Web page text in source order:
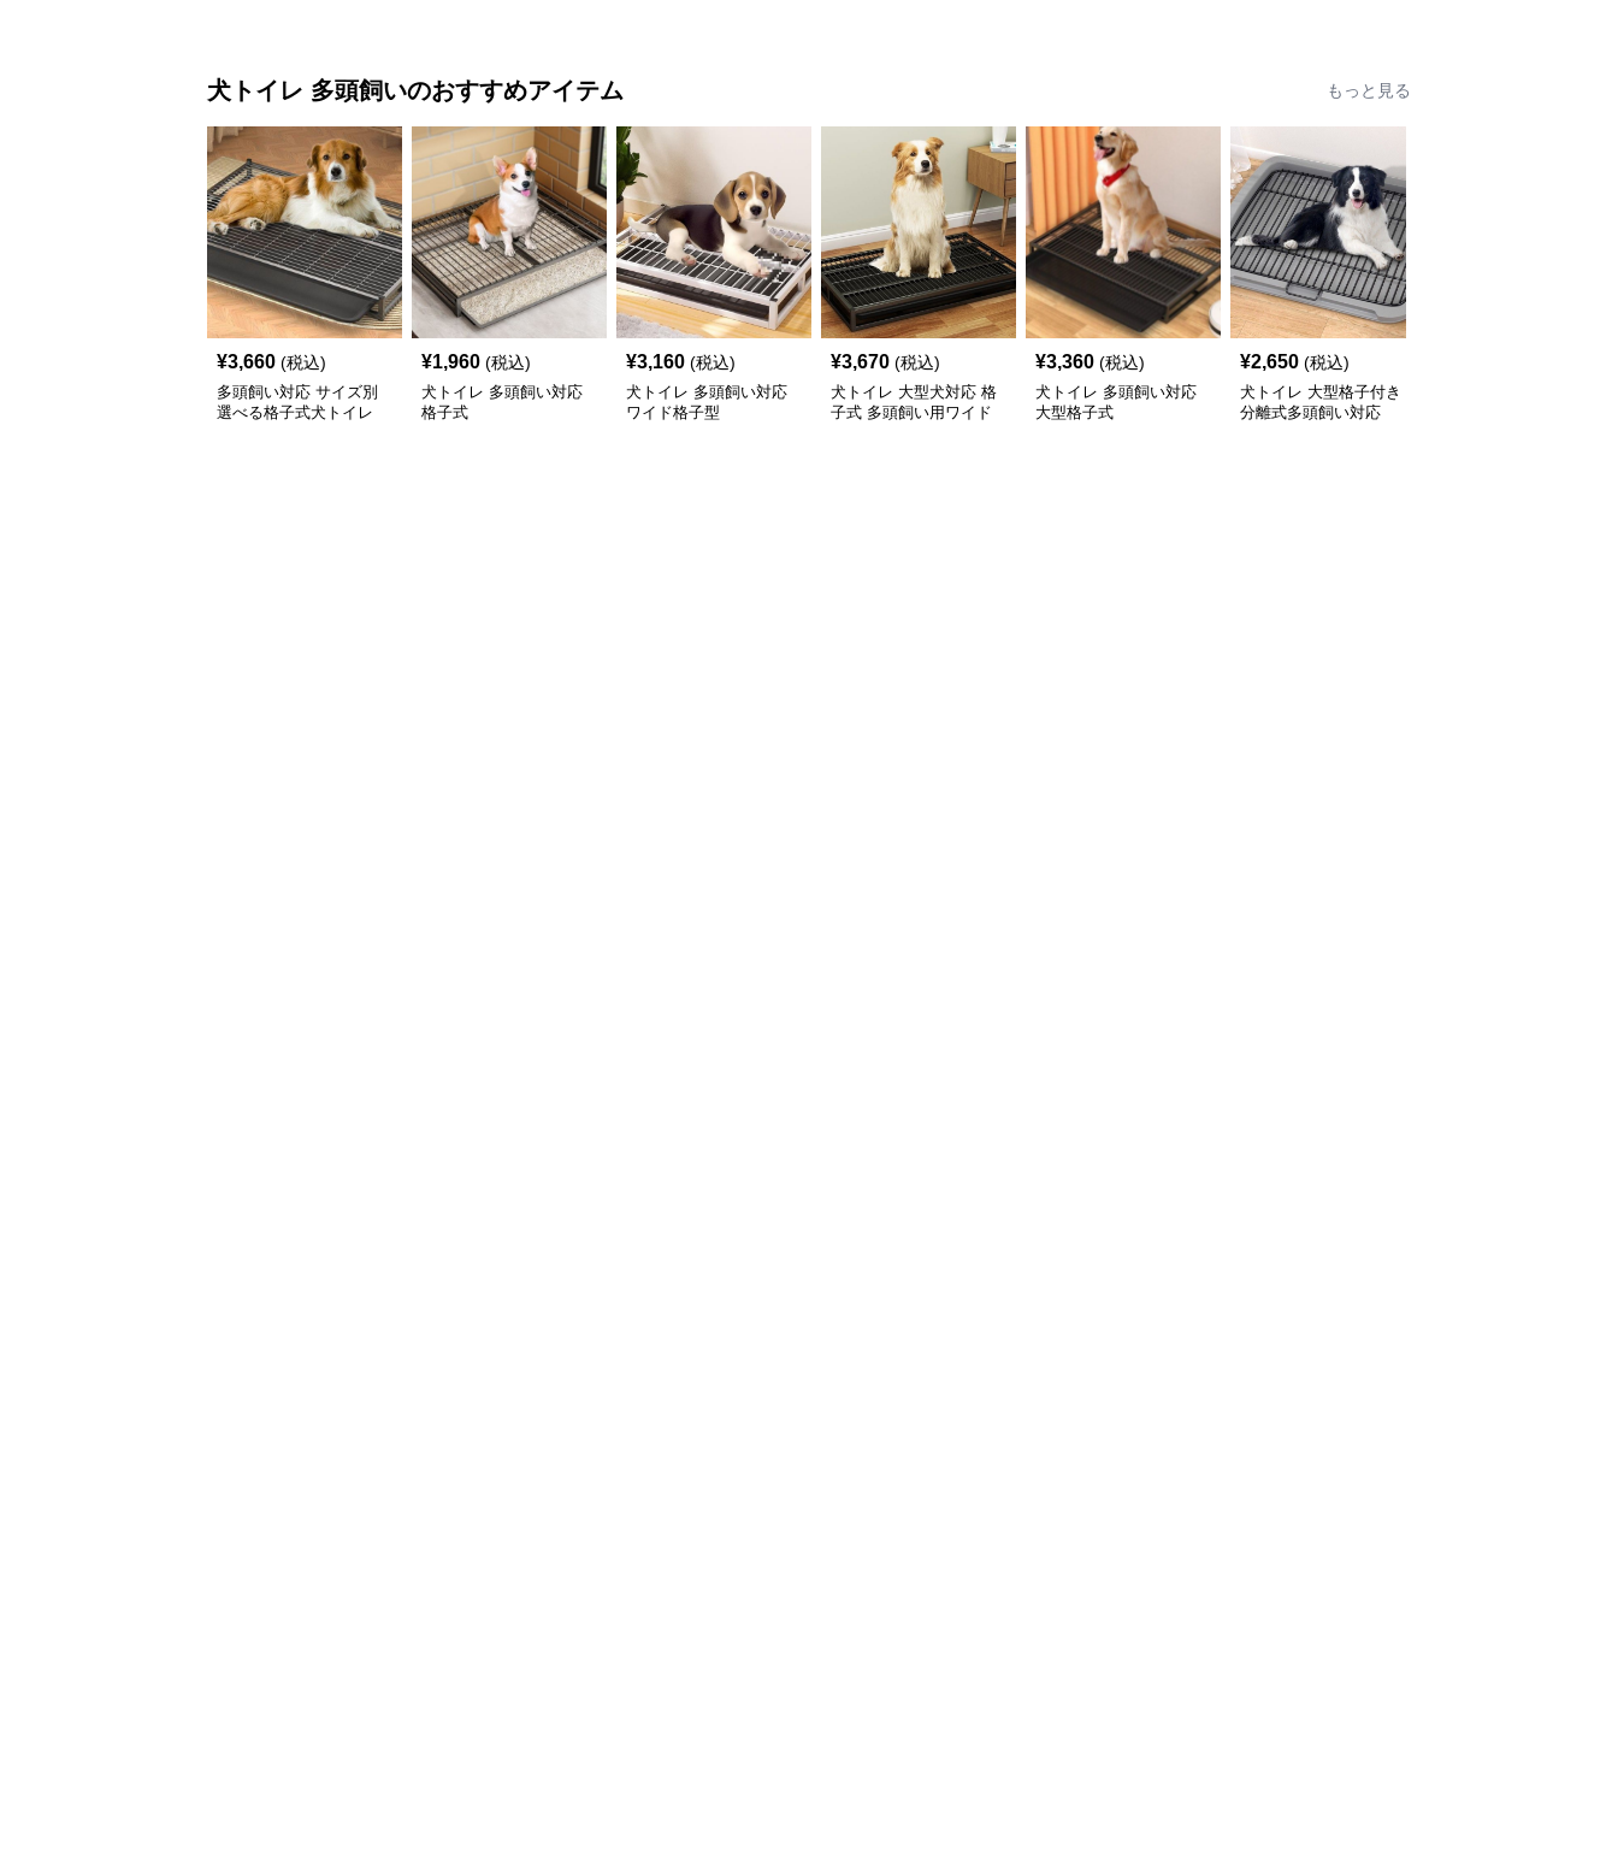
犬トイレ 多頭飼いのおすすめアイテム もっと見る
¥3,660 (税込)
多頭飼い対応 サイズ別
選べる格子式犬トイレ
¥1,960 (税込)
犬トイレ 多頭飼い対応
格子式
¥3,160 (税込)
犬トイレ 多頭飼い対応
ワイド格子型
¥3,670 (税込)
犬トイレ 大型犬対応 格
子式 多頭飼い用ワイド
¥3,360 (税込)
犬トイレ 多頭飼い対応
大型格子式
¥2,650 (税込)
犬トイレ 大型格子付き
分離式多頭飼い対応